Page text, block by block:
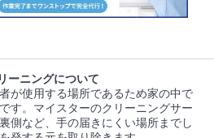
ーニングについて
が使用する場所であるため家の中で
す。マイスターのクリーニングサー
側など、手の届きにくい場所までし